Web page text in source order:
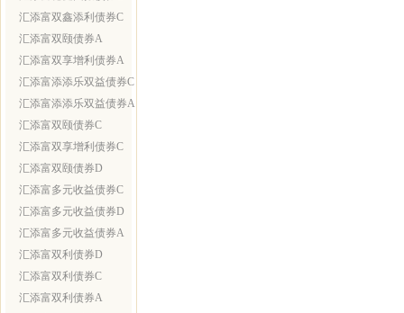
汇添富双鑫添利债券C
汇添富双颐债券A
汇添富双享增利债券A
汇添富添添乐双益债券C
汇添富添添乐双益债券A
汇添富双颐债券C
汇添富双享增利债券C
汇添富双颐债券D
汇添富多元收益债券C
汇添富多元收益债券D
汇添富多元收益债券A
汇添富双利债券D
汇添富双利债券C
汇添富双利债券A